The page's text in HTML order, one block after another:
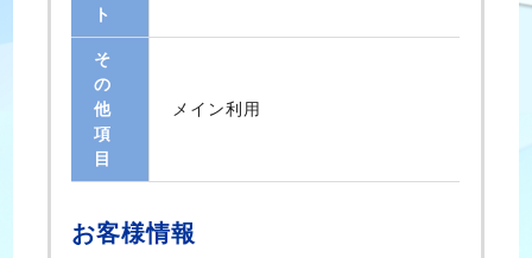
ト
そ
の
他
項
目
メイン利用
お客様情報